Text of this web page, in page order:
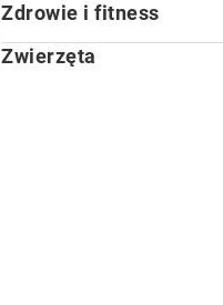
Zdrowie i fitness
Zwierzęta